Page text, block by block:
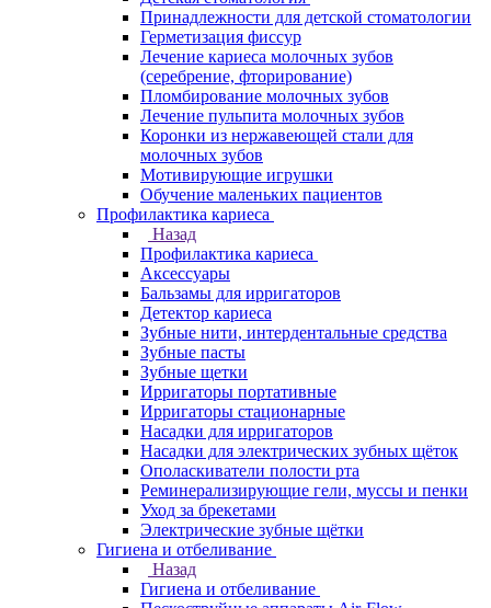
Принадлежности для детской стоматологии
Герметизация фиссур
Лечение кариеса молочных зубов
(серебрение, фторирование)
Пломбирование молочных зубов
Лечение пульпита молочных зубов
Коронки из нержавеющей стали для
молочных зубов
Мотивирующие игрушки
Обучение маленьких пациентов
Профилактика кариеса
Назад
Профилактика кариеса
Аксессуары
Бальзамы для ирригаторов
Детектор кариеса
Зубные нити, интердентальные средства
Зубные пасты
Зубные щетки
Ирригаторы портативные
Ирригаторы стационарные
Насадки для ирригаторов
Насадки для электрических зубных щёток
Ополаскиватели полости рта
Реминерализирующие гели, муссы и пенки
Уход за брекетами
Электрические зубные щётки
Гигиена и отбеливание
Назад
Гигиена и отбеливание